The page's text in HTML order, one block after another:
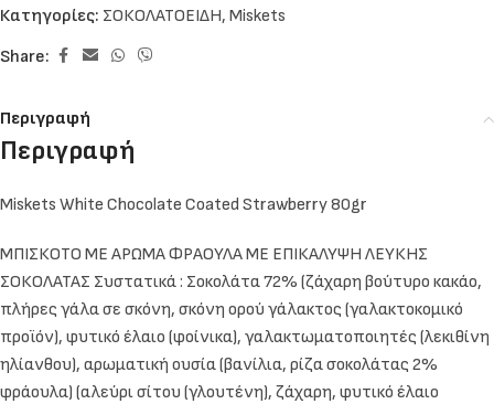
Κατηγορίες: ΣΟΚΟΛΑΤΟΕΙΔΗ, Miskets
Share:
Περιγραφή
Περιγραφή
Miskets White Chocolate Coated Strawberry 80gr
ΜΠΙΣΚΟΤΟ ΜΕ ΑΡΩΜΑ ΦΡΑΟΥΛΑ ΜΕ ΕΠΙΚΑΛΥΨΗ ΛΕΥΚΗΣ
ΣΟΚΟΛΑΤΑΣ Συστατικά : Σοκολάτα 72% (ζάχαρη βούτυρο κακάο,
πλήρες γάλα σε σκόνη, σκόνη ορού γάλακτος (γαλακτοκομικό
προϊόν), φυτικό έλαιο (φοίνικα), γαλακτωματοποιητές (λεκιθίνη
ηλίανθου), αρωματική ουσία (βανίλια, ρίζα σοκολάτας 2%
φράουλα) (αλεύρι σίτου (γλουτένη), ζάχαρη, φυτικό έλαιο